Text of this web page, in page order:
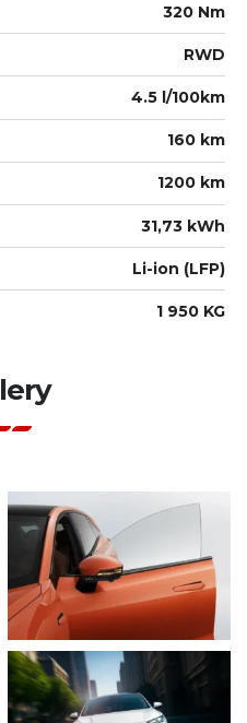
320 Nm
RWD
4.5 l/100km
160 km
1200 km
31,73 kWh
Li-ion (LFP)
1 950 KG